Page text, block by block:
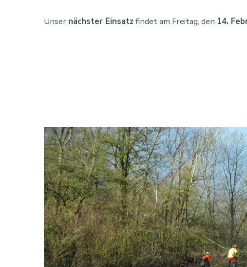
Unser nächster Einsatzfindet am Freitag, den 14.